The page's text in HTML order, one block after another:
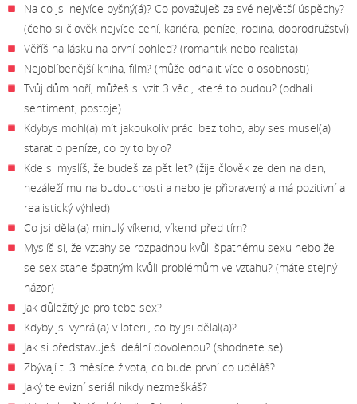
Na co jsi nejvíce pyšný(á)? Co považuješ za své největší úspěchy?
(čeho si člověk nejvíce cení, kariéra, peníze, rodina, dobrodružství)
Věříš na lásku na první pohled? (romantik nebo realista)
Nejoblíbenější kniha, film? (může odhalit více o osobnosti)
Tvůj dům hoří, můžeš si vzít 3 věci, které to budou? (odhalí
sentiment, postoje)
Kdybys mohl(a) mít jakoukoliv práci bez toho, aby ses musel(a)
starat o peníze, co by to bylo?
Kde si myslíš, že budeš za pět let? (žije člověk ze den na den,
nezáleží mu na budoucnosti a nebo je připravený a má pozitivní a
realistický výhled)
Co jsi dělal(a) minulý víkend, víkend před tím?
Myslíš si, že vztahy se rozpadnou kvůli špatnému sexu nebo že
se sex stane špatným kvůli problémům ve vztahu? (máte stejný
názor)
Jak důležitý je pro tebe sex?
Kdyby jsi vyhrál(a) v loterii, co by jsi dělal(a)?
Jak si představuješ ideální dovolenou? (shodnete se)
Zbývají ti 3 měsíce života, co bude první co uděláš?
Jaký televizní seriál nikdy nezmeškáš?